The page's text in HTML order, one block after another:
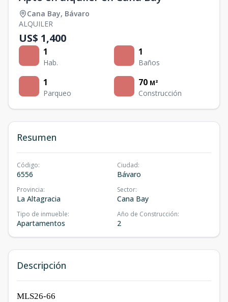
Cana Bay, Bávaro
ALQUILER
US$ 1,400
1
Hab.
1
Baños
1
Parqueo
70 M²
Construcción
Resumen
Código:
6556
Ciudad:
Bávaro
Provincia:
La Altagracia
Sector:
Cana Bay
Tipo de inmueble:
Apartamentos
Año de Construcción:
2
Descripción
MLS26-66